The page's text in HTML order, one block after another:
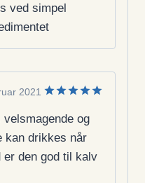
ved simpel
ud af 5
2021
og
kan drikkes når
er den god til kalv